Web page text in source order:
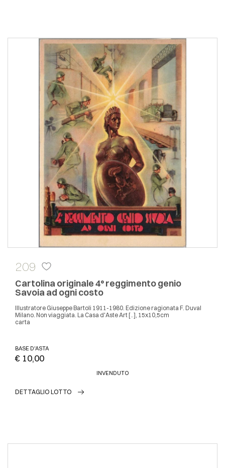
209
Cartolina originale 4° reggimento genio
Savoia ad ogni costo
Illustratore Giuseppe Bartoli 1911-1980. Edizione ragionata F. Duval
Milano. Non viaggiata. La Casa d'Aste Art [..], 15x10,5cm
carta
BASE D'ASTA
€ 10,00
INVENDUTO
DETTAGLIO LOTTO